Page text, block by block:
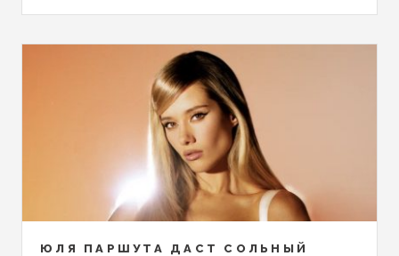
ЮЛЯ ПАРШУТА ДАСТ СОЛЬНЫЙ